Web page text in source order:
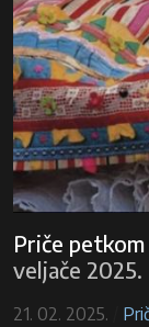
Priče petkom
veljače 2025.
21. 02. 2025.